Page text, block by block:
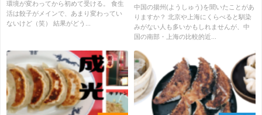
環境が変わってから初めて受ける。 食生
活は餃子がメインで、あまり変わってい
ないけど（笑） 結果がどう...
能しよう
中国の揚州(ようしゅう)を聞いたことがあ
りますか？ 北京や上海にくらべると馴染
みがない人も多いかもしれませんが、中
国の南部・上海の比較的近...